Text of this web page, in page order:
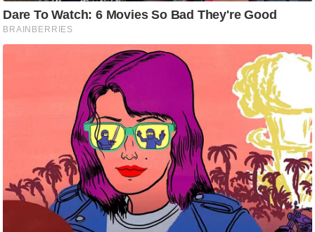
.
आ
र
प
र